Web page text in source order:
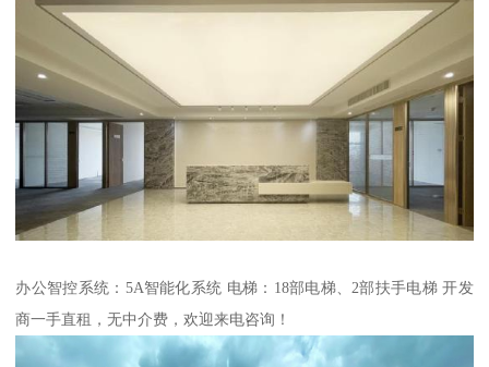
办公智控系统：5A智能化系统 电梯：18部电梯、2部扶手电梯 开发
商一手直租，无中介费，欢迎来电咨询！